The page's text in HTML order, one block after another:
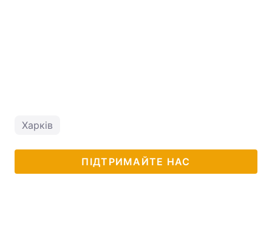
Харків
ПІДТРИМАЙТЕ НАС